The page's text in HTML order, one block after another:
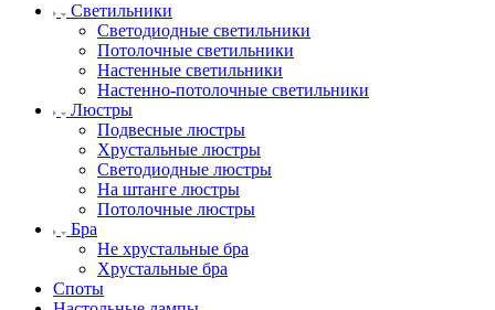
Светильники
Светодиодные светильники
Потолочные светильники
Настенные светильники
Настенно-потолочные светильники
Люстры
Подвесные люстры
Хрустальные люстры
Светодиодные люстры
На штанге люстры
Потолочные люстры
Бра
Не хрустальные бра
Хрустальные бра
Споты